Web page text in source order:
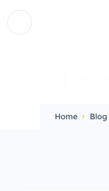
Home Blog